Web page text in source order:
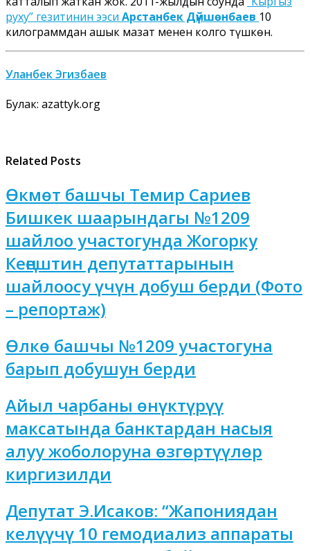
руху” гезитинин ээси Арстанбек Дүйшөнбаев 10
килограммдан ашык маңзат менен колго түшкөн.
Уланбек Эгизбаев
Булак: azattyk.org
Related Posts
Өкмөт башчы Темир Сариев
Бишкек шаарындагы №1209
шайлоо участогунда Жогорку
Кеңештин депутаттарынын
шайлоосу үчүн добуш берди (Фото
– репортаж)
Өлкө башчы №1209 участогуна
барып добушун берди
Айыл чарбаны өнүктүрүү
максатында банктардан насыя
алуу жоболоруна өзгөртүүлөр
киргизилди
Депутат Э.Исаков: “Жапониядан
келүүчү 10 гемодиализ аппараты